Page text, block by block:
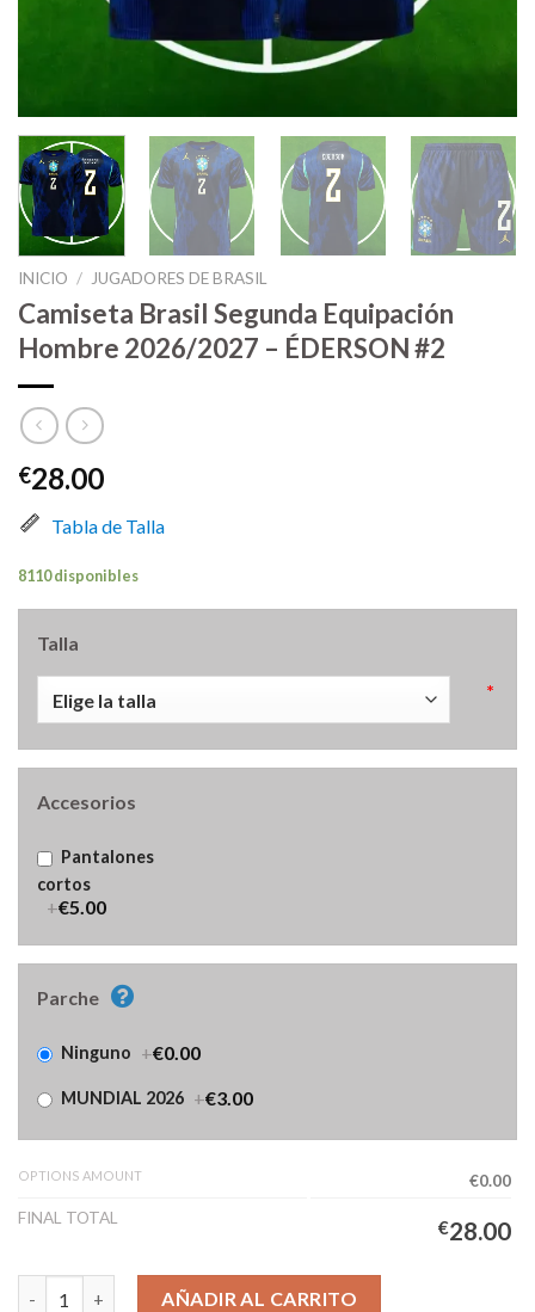
INICIO / JUGADORES DE BRASIL
Camiseta Brasil Segunda Equipación
Hombre 2026/2027 – ÉDERSON #2
€28.00
Tabla de Talla
8110 disponibles
Talla
*
Accesorios
Pantalones
cortos
+€5.00
Parche
Ninguno +€0.00
MUNDIAL 2026 +€3.00
OPTIONS AMOUNT
€0.00
FINAL TOTAL
€28.00
Camiseta Brasil Segunda Equipación Hombre 2026/2027 –
AÑADIR AL CARRITO